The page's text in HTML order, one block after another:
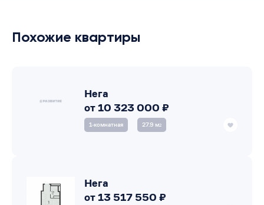
Похожие квартиры
Нега
от 10 323 000 ₽
1‑комнатная 27.9 м2
Нега
от 13 517 550 ₽